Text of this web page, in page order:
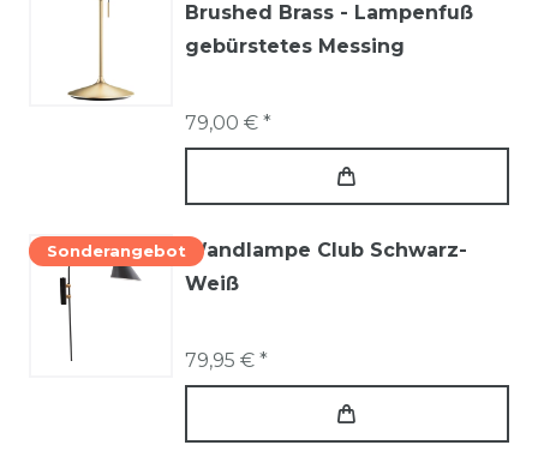
Brushed Brass - Lampenfuß
gebürstetes Messing
79,00 € *
SonderangebotWandlampe Club Schwarz-
Weiß
79,95 € *